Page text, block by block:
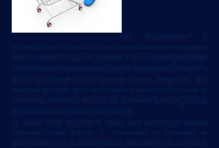
Un e-commerce è
un’attività che consente di vendere su internet la propria
merce, attraverso un sito internet e un software gestionale
che permetta di organizzare ordini e pagamenti. Quando si
tratta di un’attività che riguarda generi alimentari, per
esempio prodotti tipici del Salento o vini della Toscana, le
normative diventano ancora più pressanti e impongono di
dotarsi delle necessarie certificazioni.
La prima cosa da fare è aprire una partita IVA presso
l’Agenzia delle Entrate e richiedere al comune di
appartenenza (o di appartenenza dell’azienda se si tratta di